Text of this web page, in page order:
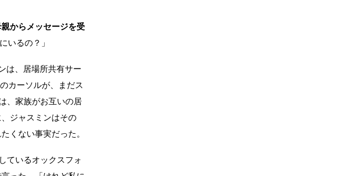
からメッセージを受
いるの？」
は、居場所共有サー
カーソルが、まだス
、家族がお互いの居
ジャスミンはその
くない事実だった。
ているオックスフォ